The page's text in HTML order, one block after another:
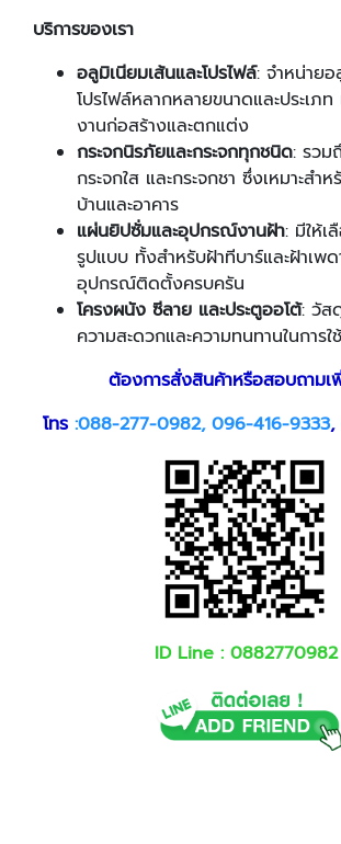
บริการของเรา
อลูมิเนียมเส้นและโปรไฟล์: จำหน่ายอ
โปรไฟล์หลากหลายขนาดและประเภท
งานก่อสร้างและตกแต่ง
กระจกนิรภัยและกระจกทุกชนิด: รวม
กระจกใส และกระจกชา ซึ่งเหมาะสำห
บ้านและอาคาร
แผ่นยิปซั่มและอุปกรณ์งานฝ้า: มีให้เ
รูปแบบ ทั้งสำหรับฝ้าทีบาร์และฝ้าเพ
อุปกรณ์ติดตั้งครบครัน
โครงผนัง ซีลาย และประตูออโต้: วัส
ความสะดวกและความทนทานในการใ
ต้องการสั่งสินค้าหรือสอบถามเ
โทร :088-277-0982, 096-416-9333,
ID Line : 0882770982